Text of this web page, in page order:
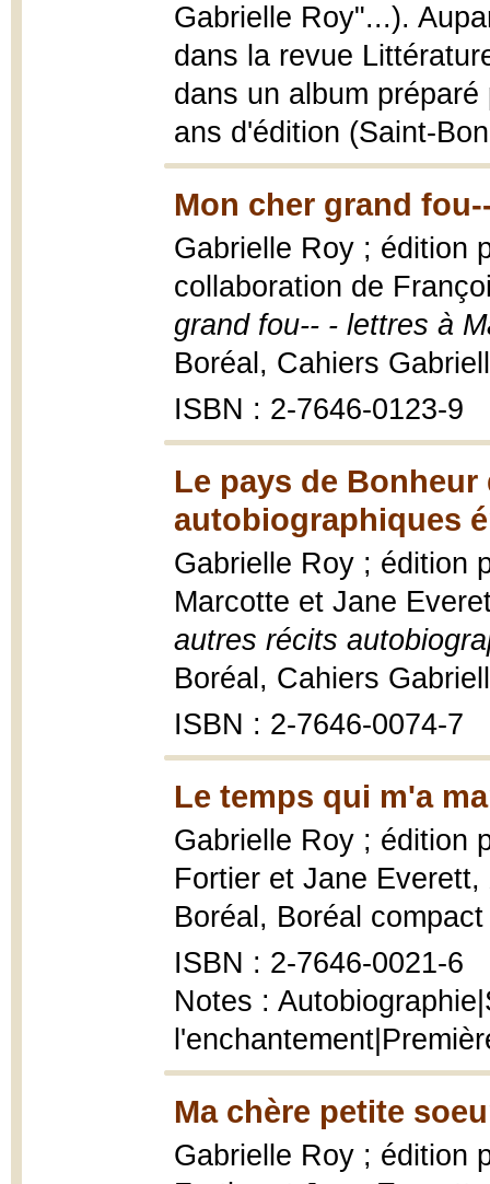
Gabrielle Roy"...).
dans la revue
dans un album
ans d'édition (Saint-
Mon cher grand
Gabrielle Roy ; édition
collaboration de
grand fou-- - lettres à
Boréal, Cahiers
ISBN : 2-7646-0123-9
Le pays de
autobiographiques
Gabrielle Roy ; édition
Marcotte et Jane
autres récits
Boréal, Cahiers
ISBN : 2-7646-0074-7
Le temps qui m'a
Gabrielle Roy ; édition
Fortier et Jane Everett,
Boréal, Boréal
ISBN : 2-7646-0021-6
Notes :
Ma chère petite
Gabrielle Roy ; édition